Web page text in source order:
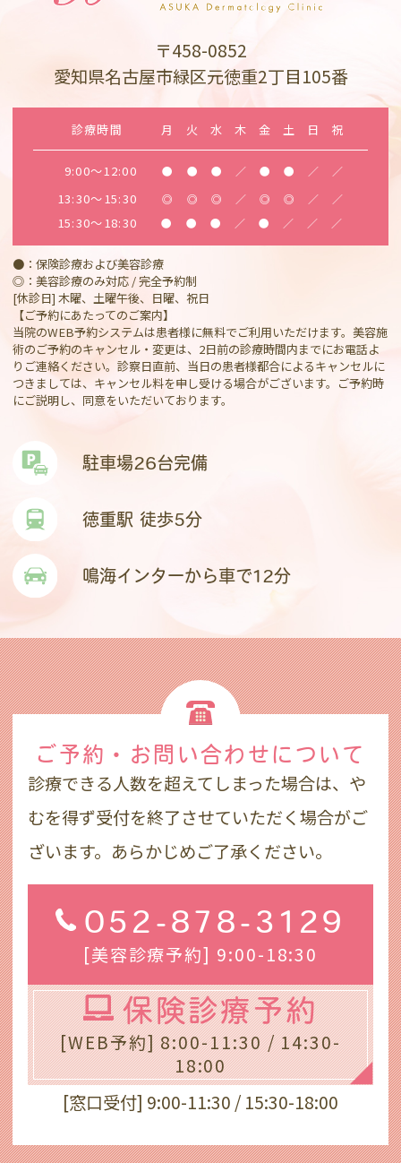
〒458-0852
愛知県名古屋市緑区元徳重2丁目105番
診療時間 月 火 水 木 金 土 日 祝
9:00～12:00 ● ● ● ／ ● ● ／ ／
13:30～15:30 ◎ ◎ ◎ ／ ◎ ◎ ／ ／
15:30～18:30 ● ● ● ／ ● ／ ／ ／
●：保険診療および美容診療
◎：美容診療のみ対応 / 完全予約制
[休診日] 木曜、土曜午後、日曜、祝日
【ご予約にあたってのご案内】
当院のWEB予約システムは患者様に無料でご利用いただけます。美容施
術のご予約のキャンセル・変更は、2日前の診療時間内までにお電話よ
りご連絡ください。診察日直前、当日の患者様都合によるキャンセルに
つきましては、キャンセル料を申し受ける場合がございます。ご予約時
にご説明し、同意をいただいております。
駐車場26台完備
徳重駅 徒歩5分
鳴海インターから車で12分
ご予約・お問い合わせ について
診療できる人数を超えてしまった場合は、や
むを得ず受付を終了させていただく場合がご
ざいます。あらかじめご了承ください。
052-878-3129
[美容診療予約] 9:00-18:30
保険診療予約
[WEB予約] 8:00-11:30 / 14:30-
18:00
[窓口受付] 9:00-11:30 / 15:30-18:00